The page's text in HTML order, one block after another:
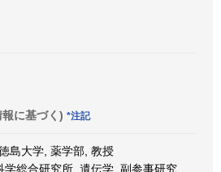
に基づく) *注記
島大学, 薬学部, 教授
学総合研究所, 遺伝学, 副参事研究